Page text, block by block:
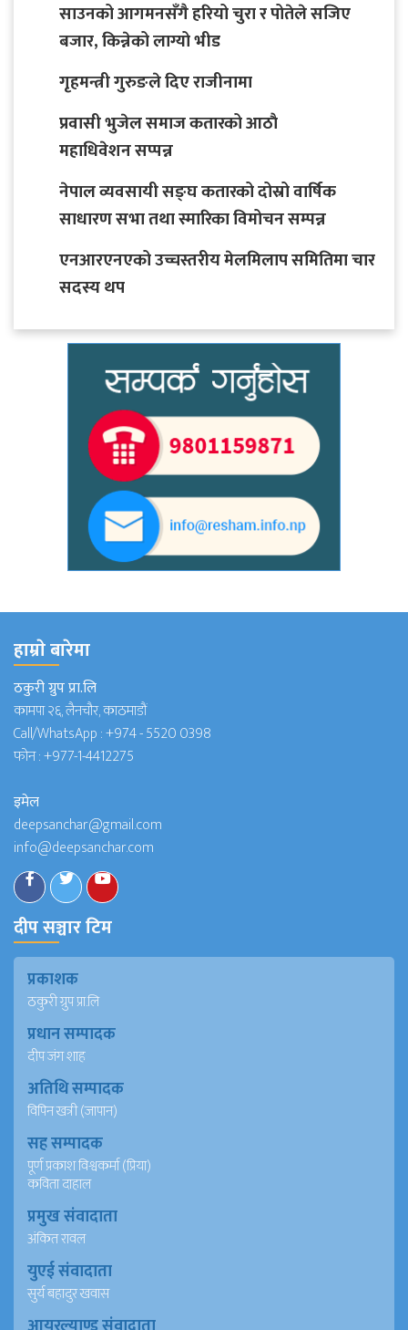
साउनको आगमनसँगै हरियो चुरा र पोतेले सजिए
बजार, किन्नेको लाग्यो भीड
गृहमन्त्री गुरुङले दिए राजीनामा
प्रवासी भुजेल समाज कतारको आठाै
महाधिवेशन सप्पन्न
नेपाल व्यवसायी सङ्घ कतारको दोस्रो वार्षिक
साधारण सभा तथा स्मारिका विमोचन सम्पन्न
एनआरएनएको उच्चस्तरीय मेलमिलाप समितिमा चार
सदस्य थप
हाम्राे बारेमा
ठकुरी ग्रुप प्रा.लि
कामपा २६, लैनचौर, काठमाडौं
Call/WhatsApp :+974 - 5520 0398
फोन :+977-1-4412275
इमेल
deepsanchar@gmail.com
info@deepsanchar.com
दीप सञ्चार टिम
प्रकाशक
ठकुरी ग्रुप प्रा.लि
प्रधान सम्पादक
दीप जंग शाह
अतिथि सम्पादक
विपिन खत्री (जापान)
सह सम्पादक
पूर्ण प्रकाश विश्वकर्मा (प्रिया)
कविता दाहाल
प्रमुख संवादाता
अंकित रावल
युएई संवादाता
सुर्य बहादुर खवास